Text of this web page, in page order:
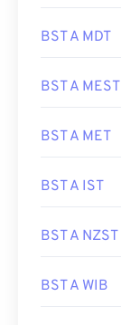
BST A MDT
BST A MEST
BST A MET
BST A IST
BST A NZST
BST A WIB